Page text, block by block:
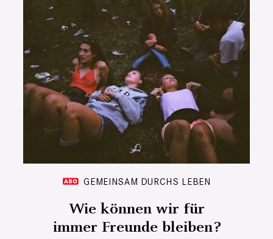
GEMEINSAM DURCHS LEBEN
Wie können wir für
immer Freunde bleiben?